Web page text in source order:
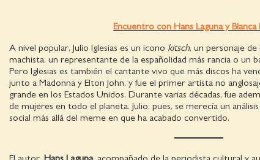
Encuentro con Hans Laguna y Blanca
A nivel popular, Julio Iglesias es un icono kitsch, un personaje de
machista, un representante de la españolidad más rancia o un
Pero Iglesias es también el cantante vivo que más discos ha
junto a Madonna y Elton John, y fue el primer artista no
grande en los Estados Unidos. Durante varias décadas, fue
de mujeres en todo el planeta. Julio, pues, se merecía un
social más allá del meme en que ha acabado convertido.
El autor, Hans Laguna, acompañado de la periodista cultural y